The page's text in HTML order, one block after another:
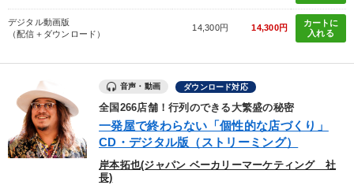
デジタル動画版
（配信＋ダウンロード）
14,300円 14,300円
カートに
入れる
音声・動画 ダウンロード対応
全国266店舗！行列のできる大繁盛の秘密
一発屋で終わらない「個性的な店づくり」
CD・デジタル版（ストリーミング）
岸本拓也(ジャパン ベーカリーマーケティング 社
長)